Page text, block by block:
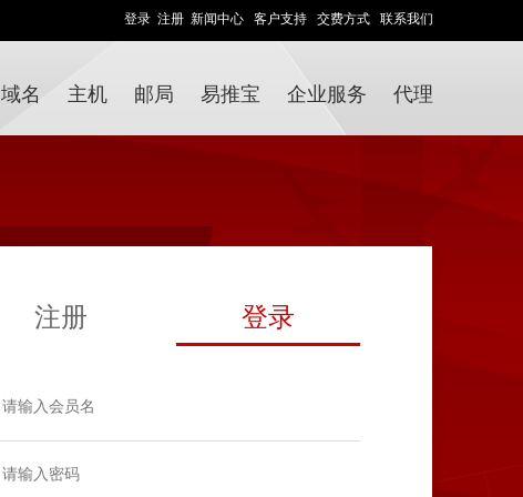
登录 注册 新闻中心 客户支持 交费方式 联系我们
域名 主机 邮局 易推宝 企业服务 代理
注册 登录